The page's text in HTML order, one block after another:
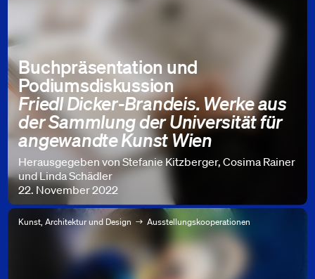
Buchpräsentation und
Podiumsdiskussion
Friedl Dicker-Brandeis. Werke aus
der Sammlung der Universität für
angewandte Kunst Wien
Herausgegeben von Stefanie Kitzberger, Cosima Rainer
und Linda Schädler
22. November 2022
Kunst, Architektur und Design Ausstellungskooperationen